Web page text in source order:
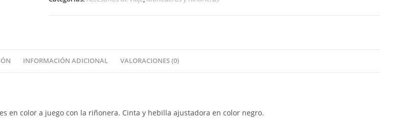
INFORMACIÓN ADICIONAL VALORACIONES (0)
en color a juego con la riñonera. Cinta y hebilla ajustadora en color negro.